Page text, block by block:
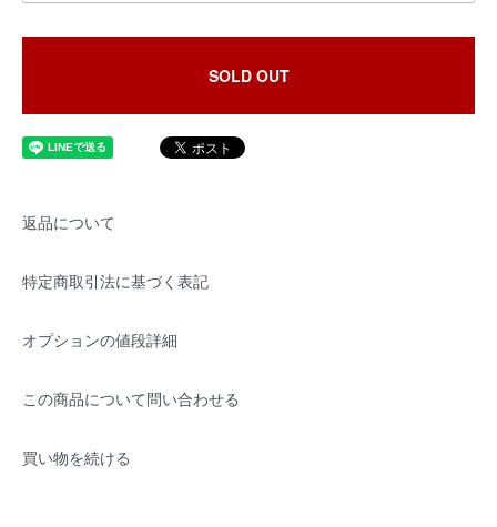
SOLD OUT
返品について
特定商取引法に基づく表記
オプションの値段詳細
この商品について問い合わせる
買い物を続ける